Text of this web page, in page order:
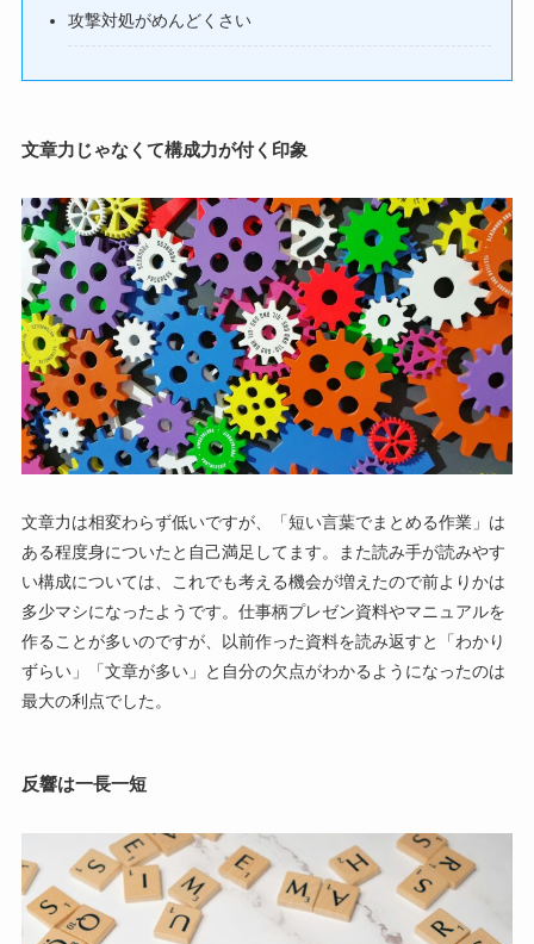
攻撃対処がめんどくさい
文章力じゃなくて構成力が付く印象
文章力は相変わらず低いですが、「短い言葉でまとめる作業」は
ある程度身についたと自己満足してます。また読み手が読みやす
い構成については、これでも考える機会が増えたので前よりかは
多少マシになったようです。仕事柄プレゼン資料やマニュアルを
作ることが多いのですが、以前作った資料を読み返すと「わかり
ずらい」「文章が多い」と自分の欠点がわかるようになったのは
最大の利点でした。
反響は一長一短